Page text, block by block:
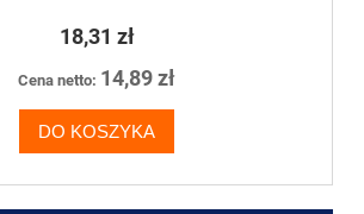
18,31 zł
Cena netto: 14,89 zł
DO KOSZYKA